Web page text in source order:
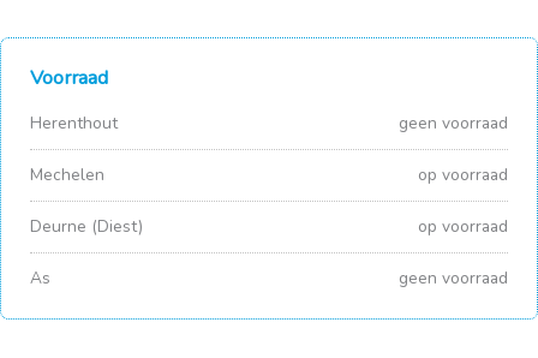
Voorraad
Herenthout geen voorraad
Mechelen op voorraad
Deurne (Diest) op voorraad
As geen voorraad